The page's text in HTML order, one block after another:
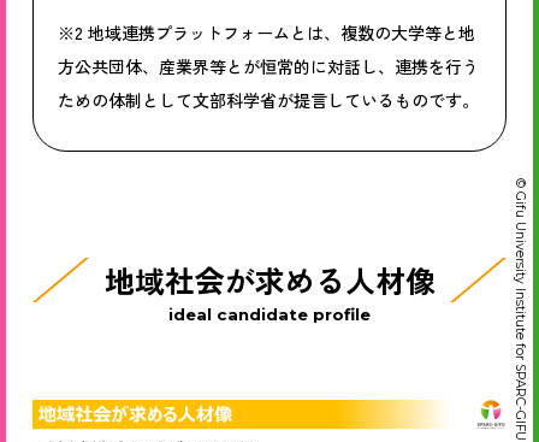
※2 地域連携プラットフォームとは、複数の大学等と地
方公共団体、産業界等とが恒常的に対話し、連携を行う
ための体制として文部科学省が提言しているものです。
地域社会が求める人材像
ideal candidate profile © Gifu University Institute for SPARC-GIFU